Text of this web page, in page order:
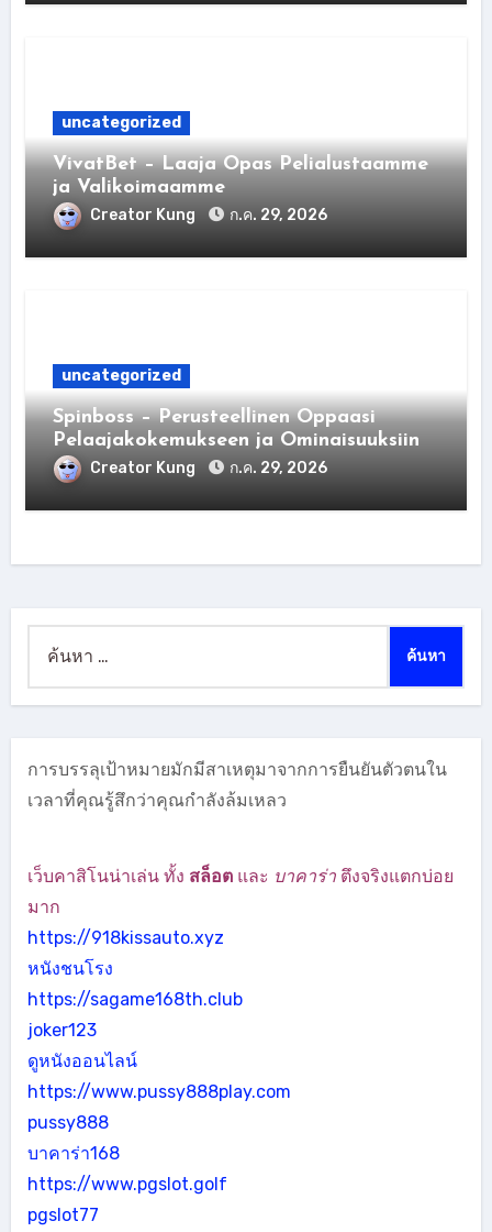
uncategorized
VivatBet – Laaja Opas Pelialustaamme
ja Valikoimaamme
Creator Kung ก.ค. 29, 2026
uncategorized
Spinboss – Perusteellinen Oppaasi
Pelaajakokemukseen ja Ominaisuuksiin
Creator Kung ก.ค. 29, 2026
สำหรับ:
การบรรลุเป้าหมายมักมีสาเหตุมาจากการยืนยันตัวตนใน
เวลาที่คุณรู้สึกว่าคุณกำลังล้มเหลว
เว็บคาสิโนน่าเล่น ทั้ง สล็อตและ บาคาร่าตึงจริงแตกบ่อย
มาก
https://918kissauto.xyz
หนังชนโรง
https://sagame168th.club
joker123
ดูหนังออนไลน์
https://www.pussy888play.com
pussy888
บาคาร่า168
https://www.pgslot.golf
pgslot77